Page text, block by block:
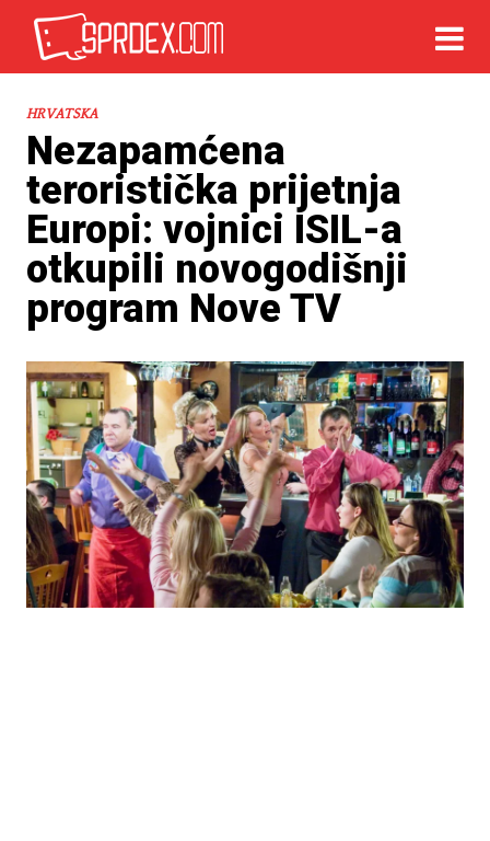
HRVATSKA
Nezapamćena
teroristička prijetnja
Europi: vojnici ISIL-a
otkupili novogodišnji
program Nove TV